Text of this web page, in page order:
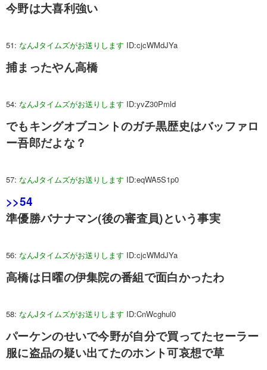
今野は大喜利強い
51: なんJタイムズがお送りします ID:cjcWMdJYa
捕まったやん高橋
54: なんJタイムズがお送りします ID:yvZ30Pmld
でもキングオブコントのガチ黒歴史はバッファロ
ー吾郎だよな？
57: なんJタイムズがお送りします ID:eqWA5S1p0
>>54
準優勝バナナマン(後の審査員)という事実
56: なんJタイムズがお送りします ID:cjcWMdJYa
高橋は日曜の伊集院の番組で面白かったわ
58: なんJタイムズがお送りします ID:CnWcghul0
パーケンのせいで今野が自分で買ってたセーラー
服に盗品の疑い出てたのホント可哀想で草